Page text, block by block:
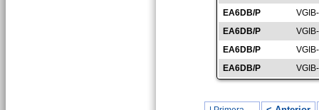
EA6DB/P
EA6DB/P
EA6DB/P
EA6DB/P